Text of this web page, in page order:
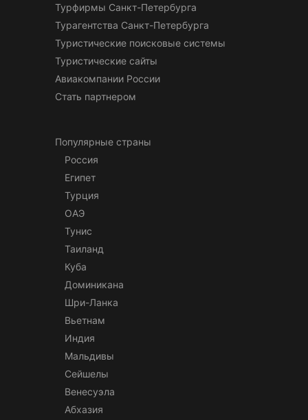
Турфирмы Санкт-Петербурга
Турагентства Санкт-Петербурга
Туристические поисковые системы
Туристические сайты
Авиакомпании России
Стать партнером
Популярные страны
Россия
Египет
Турция
ОАЭ
Тунис
Таиланд
Куба
Доминикана
Шри-Ланка
Вьетнам
Индия
Мальдивы
Сейшелы
Венесуэла
Абхазия